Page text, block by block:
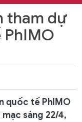
tham dự
PhIMO
quốc tế PhIMO
sáng 22/4,